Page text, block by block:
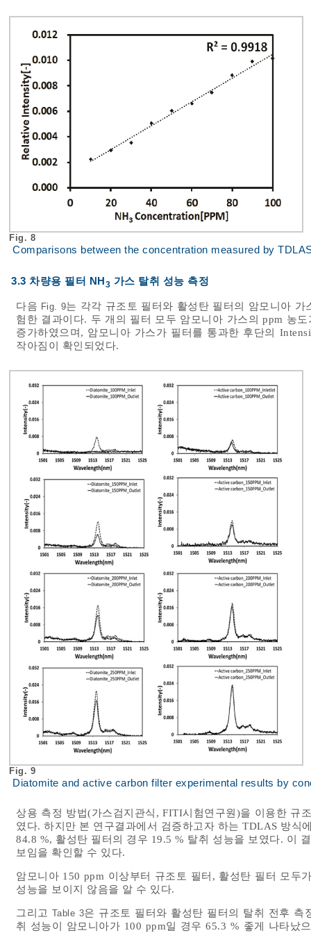
Fig. 8
Comparisons between the concentration measured by
3.3 차량용 필터 NH 3 가스 탈취 성능 측정
다음 Fig. 9는 각각 규조토 필터와 활성탄 필터의 암모니아
험한 결과이다. 두 개의 필터 모두 암모니아 가스의 ppm 농
증가하였으며, 암모니아 가스가 필터를 통과한 후단의
작아짐이 확인되었다.
Fig. 9
Diatomite and active carbon filter experimental results by
상용 측정 방법(가스검지관식, FITI시험연구원)을 이용한 규
였다. 하지만 본 연구결과에서 검증하고자 하는 TDLAS 방식
84.8 %, 활성탄 필터의 경우 19.5 % 탈취 성능을 보였다. 이
보임을 확인할 수 있다.
암모니아 150 ppm 이상부터 규조토 필터, 활성탄 필터 모두
성능을 보이지 않음을 알 수 있다.
그리고 Table 3은 규조토 필터와 활성탄 필터의 탈취 전후 측
취 성능이 암모니아가 100 ppm일 경우 65.3 % 좋게 나타났